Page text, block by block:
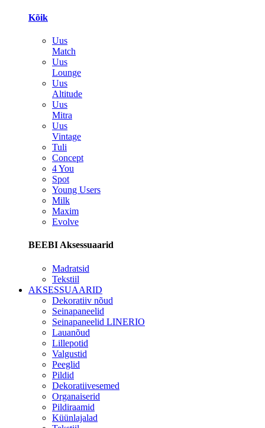
Kõik
Uus
Match
Uus
Lounge
Uus
Altitude
Uus
Mitra
Uus
Vintage
Tuli
Concept
4 You
Spot
Young Users
Milk
Maxim
Evolve
BEEBI Aksessuaarid
Madratsid
Tekstiil
AKSESSUAARID
Dekoratiiv nõud
Seinapaneelid
Seinapaneelid LINERIO
Lauanõud
Lillepotid
Valgustid
Peeglid
Pildid
Dekoratiivesemed
Organaiserid
Pildiraamid
Küünlajalad